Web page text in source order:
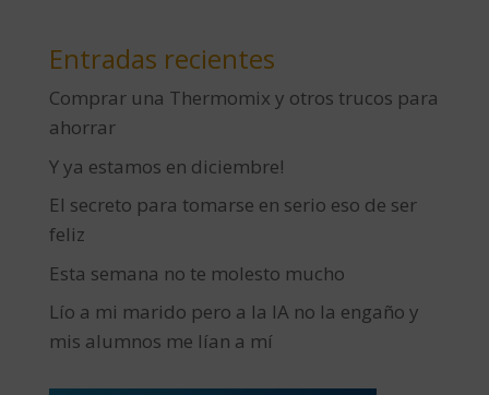
Entradas recientes
Comprar una Thermomix y otros trucos para
ahorrar
Y ya estamos en diciembre!
El secreto para tomarse en serio eso de ser
feliz
Esta semana no te molesto mucho
Lío a mi marido pero a la IA no la engaño y
mis alumnos me lían a mí